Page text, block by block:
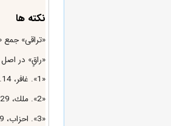
نکته ها
«تراقى» جمع
«راقٍ» در
«1». غافر، 14.
«2». ملك، 29.
«3». احزاب، 39.